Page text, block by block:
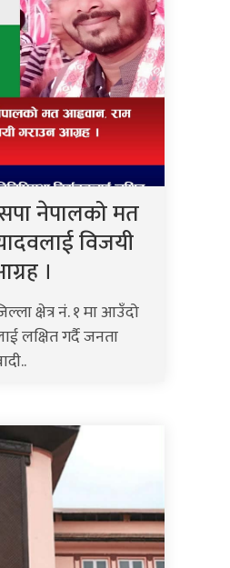
नेपालको मत
विजयी
।
क्षेत्र नं. १ मा आउँदो
लक्षित गर्दै जनता